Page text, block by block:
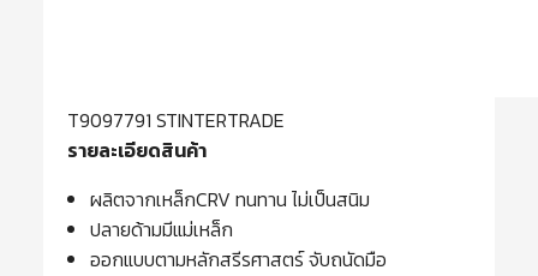
T9097791 STINTERTRADE
รายละเอียดสินค้า
ผลิตจากเหล็กCRV ทนทาน ไม่เป็นสนิม
ปลายด้ามมีแม่เหล็ก
ออกแบบตามหลักสรีรศาสตร์ จับถนัดมือ